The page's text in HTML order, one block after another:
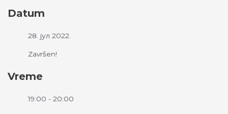
Datum
28. јул 2022.
Završen!
Vreme
19:00 - 20:00